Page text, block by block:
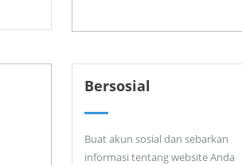
Bersosial
Buat akun sosial dan sebarkan
informasi tentang website Anda